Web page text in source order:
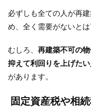
必ずしも全ての人が再
め、全く需要がないとは
むしろ、 再建築不可の
抑えて利回りを上げた
があります。
固定資産税や相